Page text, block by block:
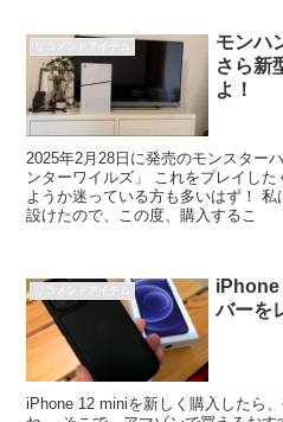
リコメンドアイテム
モンハ
さら新
よ！
2025年2月28日に発売のモンスター
ンターワイルズ」 これをプレイし
ようか迷っている方も多いはず！
設けたので、この度、購入するこ
リコメンドアイテム
iPhone
バーを
iPhone 12 miniを新しく購入したら